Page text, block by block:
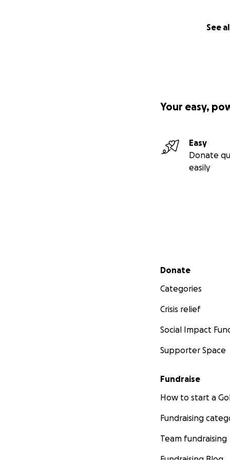
See
Your easy,
Easy
Donate
easily
Secondary menu
Donate
Categories
Crisis relief
Social Impact
Supporter Space
Fundraise
How to start a
Fundraising
Team fundraising